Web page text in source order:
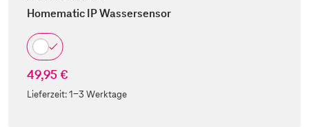
Homematic IP Wassersensor
49,95 €
Lieferzeit:1-3 Werktage